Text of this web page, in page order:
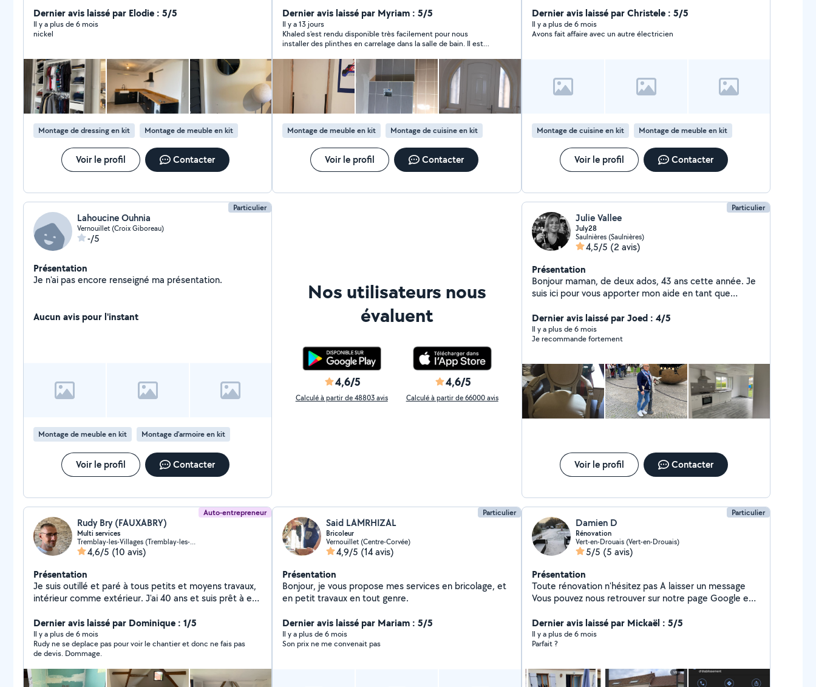
isolation, bande a joint, enduit,montage de porte,
petite plomberie, Montage de meuble, lustre, prise,
interrupteur, faïence, parquet, sol plastique, nettoyage
demande. N'hésitez pas à me faire vos demandes A
bientôt
Dernier avis laissé par Elodie : 5/5
Il y a plus de 6 mois
nickel
Montage de dressing en kit Montage de meuble en kit
Voir le profil Contacter
installation de portes et fenêtres - revêtement de sol-
pose de parquet -peinture et papier peint-montage
des cuisine-terrassements Travail soigné,professionnel
et respect des délais
Dernier avis laissé par Myriam : 5/5
Il y a 13 jours
Khaled s'est rendu disponible très facilement pour nous
installer des plinthes en carrelage dans la salle de bain. Il est
Montage de meuble en kit Montage de cuisine en kit
Voir le profil Contacter
revêtement de sol intérieur extérieur, pose de cuisine,
dressing, menuiserie
Dernier avis laissé par Christele : 5/5
Il y a plus de 6 mois
Avons fait affaire avec un autre électricien
Montage de cuisine en kit Montage de meuble en kit
Voir le profil Contacter
Particulier
Lahoucine Ouhnia
Vernouillet (Croix Giboreau)
-/5
Présentation
Je n'ai pas encore renseigné ma présentation.
Aucun avis pour l'instant
Montage de meuble en kit Montage d'armoire en kit
Voir le profil Contacter
Nos utilisateurs nous
évaluent
4,6/5
Calculé à partir de 48803 avis
4,6/5
Calculé à partir de 66000 avis
Particulier
Julie Vallee
July28
Saulnières (Saulnières)
4,5/5 (2 avis)
Présentation
Bonjour maman, de deux ados, 43 ans cette année. Je
suis ici pour vous apporter mon aide en tant que
propositions. Bonne journée à vous
Dernier avis laissé par Joed : 4/5
Il y a plus de 6 mois
Je recommande fortement
Voir le profil Contacter
Auto-entrepreneur
Rudy Bry (FAUXABRY)
Multi services
Tremblay-les-Villages (Tremblay-les-Villages)
4,6/5 (10 avis)
Présentation
Je suis outillé et paré à tous petits et moyens travaux,
intérieur comme extérieur. J'ai 40 ans et suis prêt à en
Dernier avis laissé par Dominique : 1/5
Il y a plus de 6 mois
Rudy ne se deplace pas pour voir le chantier et donc ne fais pas
de devis. Dommage.
Particulier
Said LAMRHIZAL
Bricoleur
Vernouillet (Centre-Corvée)
4,9/5 (14 avis)
Présentation
Bonjour, je vous propose mes services en bricolage, et
en petit travaux en tout genre.
Dernier avis laissé par Mariam : 5/5
Il y a plus de 6 mois
Son prix ne me convenait pas
Particulier
Damien D
Rénovation
Vert-en-Drouais (Vert-en-Drouais)
5/5 (5 avis)
Présentation
Toute rénovation n'hésitez pas A laisser un message
Vous pouvez nous retrouver sur notre page Google eurl
Dernier avis laissé par Mickaël : 5/5
Il y a plus de 6 mois
Parfait ?